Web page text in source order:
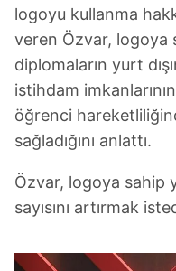
logoyu kullanma
veren Özvar, logoya
diplomaların yurt
istihdam
öğrenci
sağladığını anlattı.
Özvar, logoya sahip
sayısını artırmak